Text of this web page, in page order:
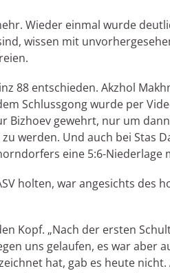
Wieder einmal wurde
wissen mit
88 entschieden. Akzhol
Schlussgong wurde per
Bizhoev gewehrt, nur um
werden. Und auch bei Stas
eine 5:6-Niederlage
holten, war angesichts des
Kopf. „Nach der ersten
uns gelaufen, es war aber
hat, gab es heute